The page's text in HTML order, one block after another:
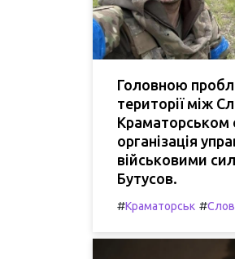
Головною
території між
Краматорськом
організація
військовими
Бутусов.
#Краматорськ #